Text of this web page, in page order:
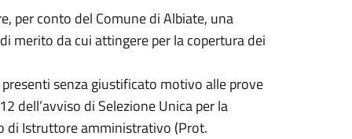
per conto del Comune di Albiate, una
merito da cui attingere per la copertura dei
senza giustificato motivo alle prove
dell’avviso di Selezione Unica per la
di Istruttore amministrativo (Prot.